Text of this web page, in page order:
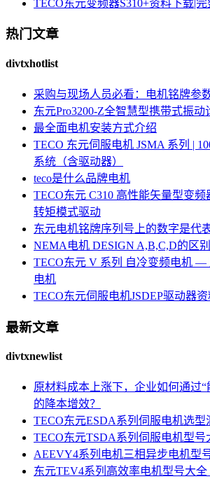
TECO东元变频器S310+资料下载|
热门文章
divtxhotlist
采购与现场人员必看：电机铭牌参
东元Pro3200-Z全智慧型携带式振动
最全面电机安装方式介绍
TECO 东元伺服电机 JSMA 系列 |
系统（含驱动器）
teco是什么品牌电机
TECO东元 C310 高性能矢量型变
转矩模式驱动
东元电机铭牌序列号上的数字是代
NEMA电机 DESIGN A,B,C,D的区别
TECO东元 V 系列 自冷变频电机 —
电机
TECO东元伺服电机JSDEP驱动器
最新文章
divtxnewlist
原材料成本上涨下，企业如何通过“
的降本增效？
TECO东元ESDA系列伺服电机选型
TECO东元TSDA系列伺服电机型号
AEEVY4系列电机三相异步电机型
东元TEV4系列高效率电机型号大全